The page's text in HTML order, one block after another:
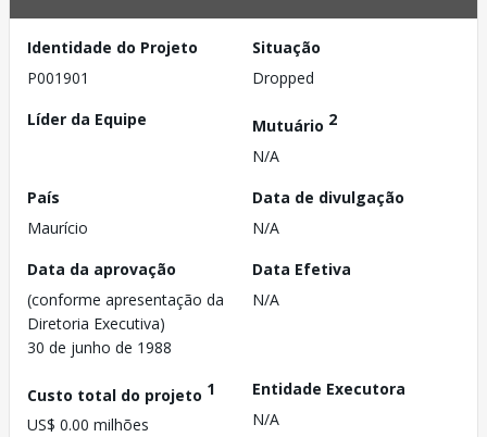
Identidade do Projeto
P001901
Situação
Dropped
Líder da Equipe
Mutuário 2
N/A
País
Maurício
Data de divulgação
N/A
Data da aprovação
(conforme apresentação da
Diretoria Executiva)
30 de junho de 1988
Data Efetiva
N/A
Custo total do projeto 1
US$ 0.00 milhões
Entidade Executora
N/A